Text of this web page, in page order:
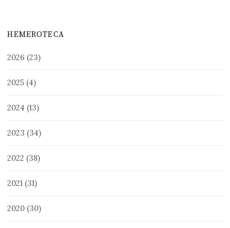
HEMEROTECA
2026 (23)
2025 (4)
2024 (13)
2023 (34)
2022 (38)
2021 (31)
2020 (30)